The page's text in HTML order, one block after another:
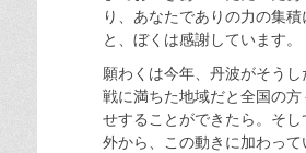
り、あなたでありの力の集
と、ぼくは感謝しています。
願わくは今年、丹波がそう
戦に満ちた地域だと全国の方
せすることができたら。そし
外から、この動きに加わって